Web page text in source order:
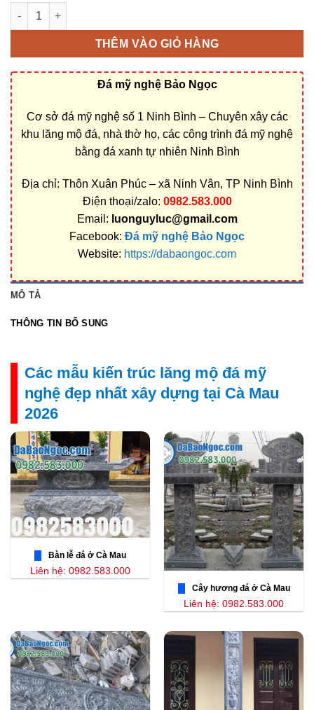
Làm mộ đá nguyên khối tại Cà Mau | Cơ sở chế tác uy tín,
THÊM VÀO GIỎ HÀNG
Đá mỹ nghệ Bảo Ngọc
Cơ sở đá mỹ nghệ số 1 Ninh Bình – Chuyên xây các
khu lăng mộ đá, nhà thờ họ, các công trình đá mỹ nghệ
bằng đá xanh tự nhiên Ninh Bình
Địa chỉ: Thôn Xuân Phúc – xã Ninh Vân, TP Ninh Bình
Điện thoại/zalo: 0982.583.000
Email: luonguyluc@gmail.com
Facebook: Đá mỹ nghệ Bảo Ngọc
Website: https://dabaongoc.com
MÔ TẢ
THÔNG TIN BỔ SUNG
Các mẫu kiến trúc lăng mộ đá mỹ
nghệ đẹp nhất xây dựng tại Cà Mau
2026
Bàn lễ đá ở Cà Mau
Liên hệ: 0982.583.000
Cây hương đá ở Cà Mau
Liên hệ: 0982.583.000